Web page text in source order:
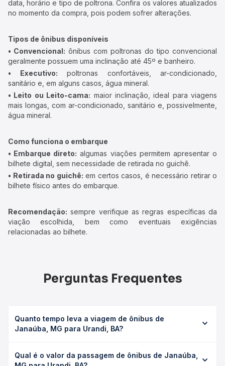
data, horário e tipo de poltrona. Confira os valores atualizados
no momento da compra, pois podem sofrer alterações.
Tipos de ônibus disponíveis
• Convencional: ônibus com poltronas do tipo convencional
geralmente possuem uma inclinação até 45º e banheiro.
• Executivo: poltronas confortáveis, ar-condicionado,
sanitário e, em alguns casos, água mineral.
• Leito ou Leito-cama: maior inclinação, ideal para viagens
mais longas, com ar-condicionado, sanitário e, possivelmente,
água mineral.
Como funciona o embarque
• Embarque direto: algumas viações permitem apresentar o
bilhete digital, sem necessidade de retirada no guichê.
• Retirada no guichê: em certos casos, é necessário retirar o
bilhete físico antes do embarque.
Recomendação: sempre verifique as regras específicas da
viação escolhida, bem como eventuais exigências
relacionadas ao bilhete.
Perguntas Frequentes
Quanto tempo leva a viagem de ônibus de
Janaúba, MG para Urandi, BA?
em média 3h 10min, podendo variar conforme a viação, o
Qual é o valor da passagem de ônibus de Janaúba,